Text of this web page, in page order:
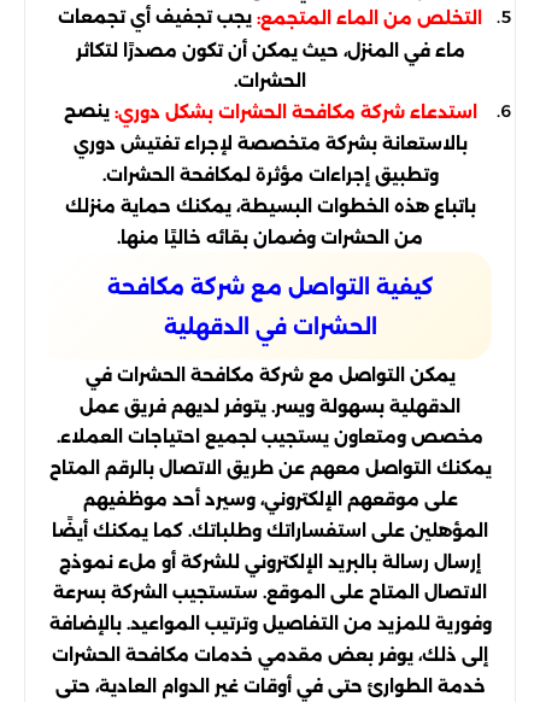
التخلص من الماء المتجمع: يجب تجفيف أي تجمعات
ماء في المنزل، حيث يمكن أن تكون مصدرًا لتكاثر
الحشرات.
استدعاء شركة مكافحة الحشرات بشكل دوري: ينصح
بالاستعانة بشركة متخصصة لإجراء تفتيش دوري
وتطبيق إجراءات مؤثرة لمكافحة الحشرات.
باتباع هذه الخطوات البسيطة، يمكنك حماية منزلك
من الحشرات وضمان بقائه خاليًا منها.
كيفية التواصل مع شركة مكافحة
الحشرات في الدقهلية
يمكن التواصل مع شركة مكافحة الحشرات في
الدقهلية بسهولة ويسر. يتوفر لديهم فريق عمل
مخصص ومتعاون يستجيب لجميع احتياجات العملاء.
يمكنك التواصل معهم عن طريق الاتصال بالرقم المتاح
على موقعهم الإلكتروني، وسيرد أحد موظفيهم
المؤهلين على استفساراتك وطلباتك. كما يمكنك أيضًا
إرسال رسالة بالبريد الإلكتروني للشركة أو ملء نموذج
الاتصال المتاح على الموقع. ستستجيب الشركة بسرعة
وفورية للمزيد من التفاصيل وترتيب المواعيد. بالإضافة
إلى ذلك، يوفر بعض مقدمي خدمات مكافحة الحشرات
خدمة الطوارئ حتى في أوقات غير الدوام العادية، حتى